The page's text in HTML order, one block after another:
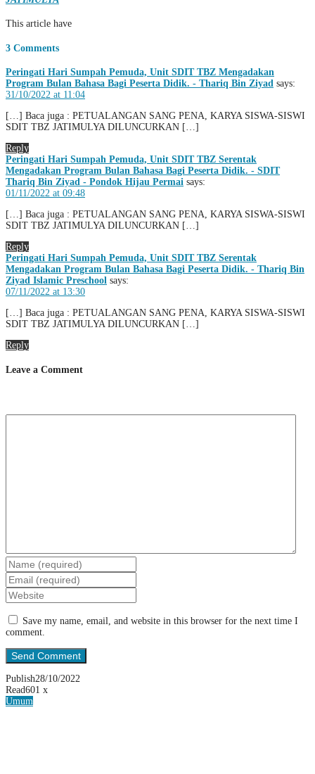
This article have
3 Comments
Peringati Hari Sumpah Pemuda, Unit SDIT TBZ Mengadakan
Program Bulan Bahasa Bagi Peserta Didik. - Thariq Bin Ziyad says:
31/10/2022 at 11:04
[…] Baca juga : PETUALANGAN SANG PENA, KARYA SISWA-SISWI
SDIT TBZ JATIMULYA DILUNCURKAN […]
Reply
Peringati Hari Sumpah Pemuda, Unit SDIT TBZ Serentak
Mengadakan Program Bulan Bahasa Bagi Peserta Didik. - SDIT
Thariq Bin Ziyad - Pondok Hijau Permai says:
01/11/2022 at 09:48
[…] Baca juga : PETUALANGAN SANG PENA, KARYA SISWA-SISWI
SDIT TBZ JATIMULYA DILUNCURKAN […]
Reply
Peringati Hari Sumpah Pemuda, Unit SDIT TBZ Serentak
Mengadakan Program Bulan Bahasa Bagi Peserta Didik. - Thariq Bin
Ziyad Islamic Preschool says:
07/11/2022 at 13:30
[…] Baca juga : PETUALANGAN SANG PENA, KARYA SISWA-SISWI
SDIT TBZ JATIMULYA DILUNCURKAN […]
Reply
Leave a Comment
Save my name, email, and website in this browser for the next time I
comment.
Publish28/10/2022
Read601 x
Umum